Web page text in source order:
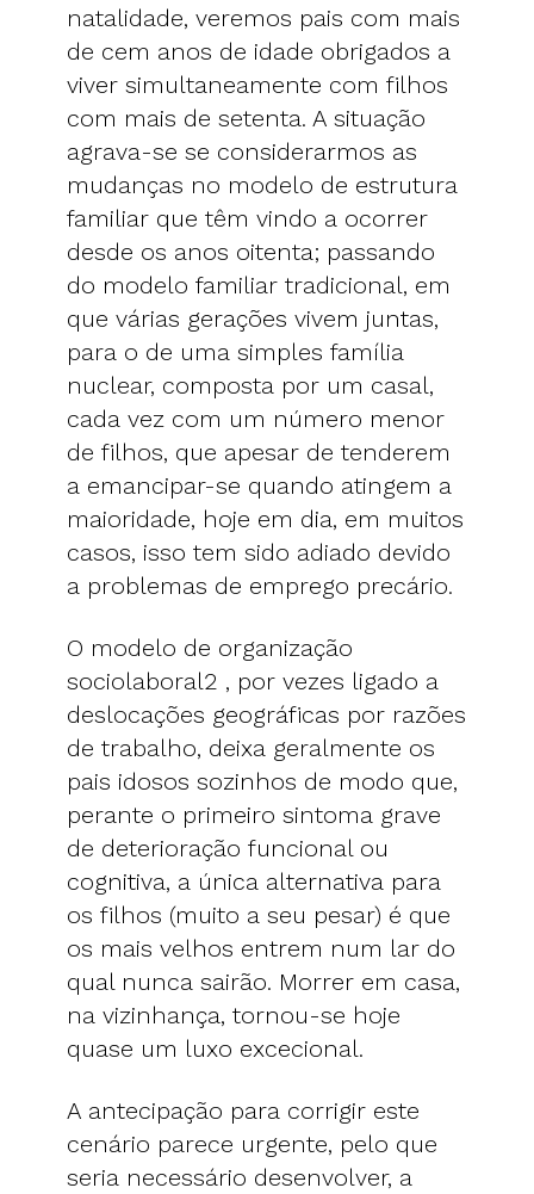
natalidade, veremos pais com mais
de cem anos de idade obrigados a
viver simultaneamente com filhos
com mais de setenta. A situação
agrava-se se considerarmos as
mudanças no modelo de estrutura
familiar que têm vindo a ocorrer
desde os anos oitenta; passando
do modelo familiar tradicional, em
que várias gerações vivem juntas,
para o de uma simples família
nuclear, composta por um casal,
cada vez com um número menor
de filhos, que apesar de tenderem
a emancipar-se quando atingem a
maioridade, hoje em dia, em muitos
casos, isso tem sido adiado devido
a problemas de emprego precário.
O modelo de organização
sociolaboral2 , por vezes ligado a
deslocações geográficas por razões
de trabalho, deixa geralmente os
pais idosos sozinhos de modo que,
perante o primeiro sintoma grave
de deterioração funcional ou
cognitiva, a única alternativa para
os filhos (muito a seu pesar) é que
os mais velhos entrem num lar do
qual nunca sairão. Morrer em casa,
na vizinhança, tornou-se hoje
quase um luxo excecional.
A antecipação para corrigir este
cenário parece urgente, pelo que
seria necessário desenvolver, a